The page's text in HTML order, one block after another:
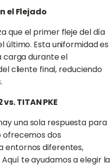
el Flejado
que el primer fleje del día
último. Esta uniformidad es
carga durante el
cliente final, reduciendo
TITAN PKE
una sola respuesta para
ofrecemos dos
entornos diferentes,
te ayudamos a elegir la